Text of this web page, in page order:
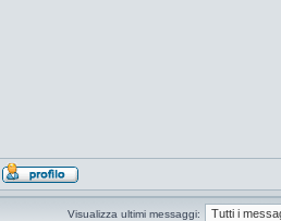
Visualizza ultimi messaggi: